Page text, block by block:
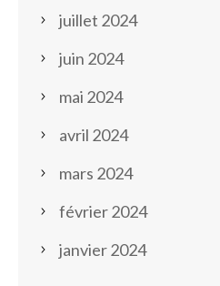
juillet 2024
juin 2024
mai 2024
avril 2024
mars 2024
février 2024
janvier 2024